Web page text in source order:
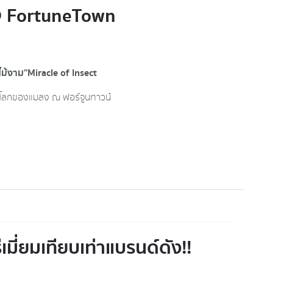
งาม”Miracle of Insect
ลกของแมลง ณ ฟอร์จูนทาวน์
ยมเทียบเท่าแบรนด์ดัง!!